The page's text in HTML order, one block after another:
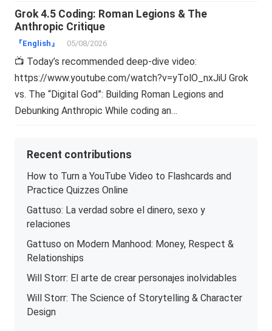
Grok 4.5 Coding: Roman Legions & The
Anthropic Critique
『English』 05/08/2026
📺 Today’s recommended deep-dive video:
https://www.youtube.com/watch?v=yTolO_nxJiU Grok
vs. The “Digital God”: Building Roman Legions and
Debunking Anthropic While coding an…
Recent contributions
How to Turn a YouTube Video to Flashcards and
Practice Quizzes Online
Gattuso: La verdad sobre el dinero, sexo y
relaciones
Gattuso on Modern Manhood: Money, Respect &
Relationships
Will Storr: El arte de crear personajes inolvidables
Will Storr: The Science of Storytelling & Character
Design